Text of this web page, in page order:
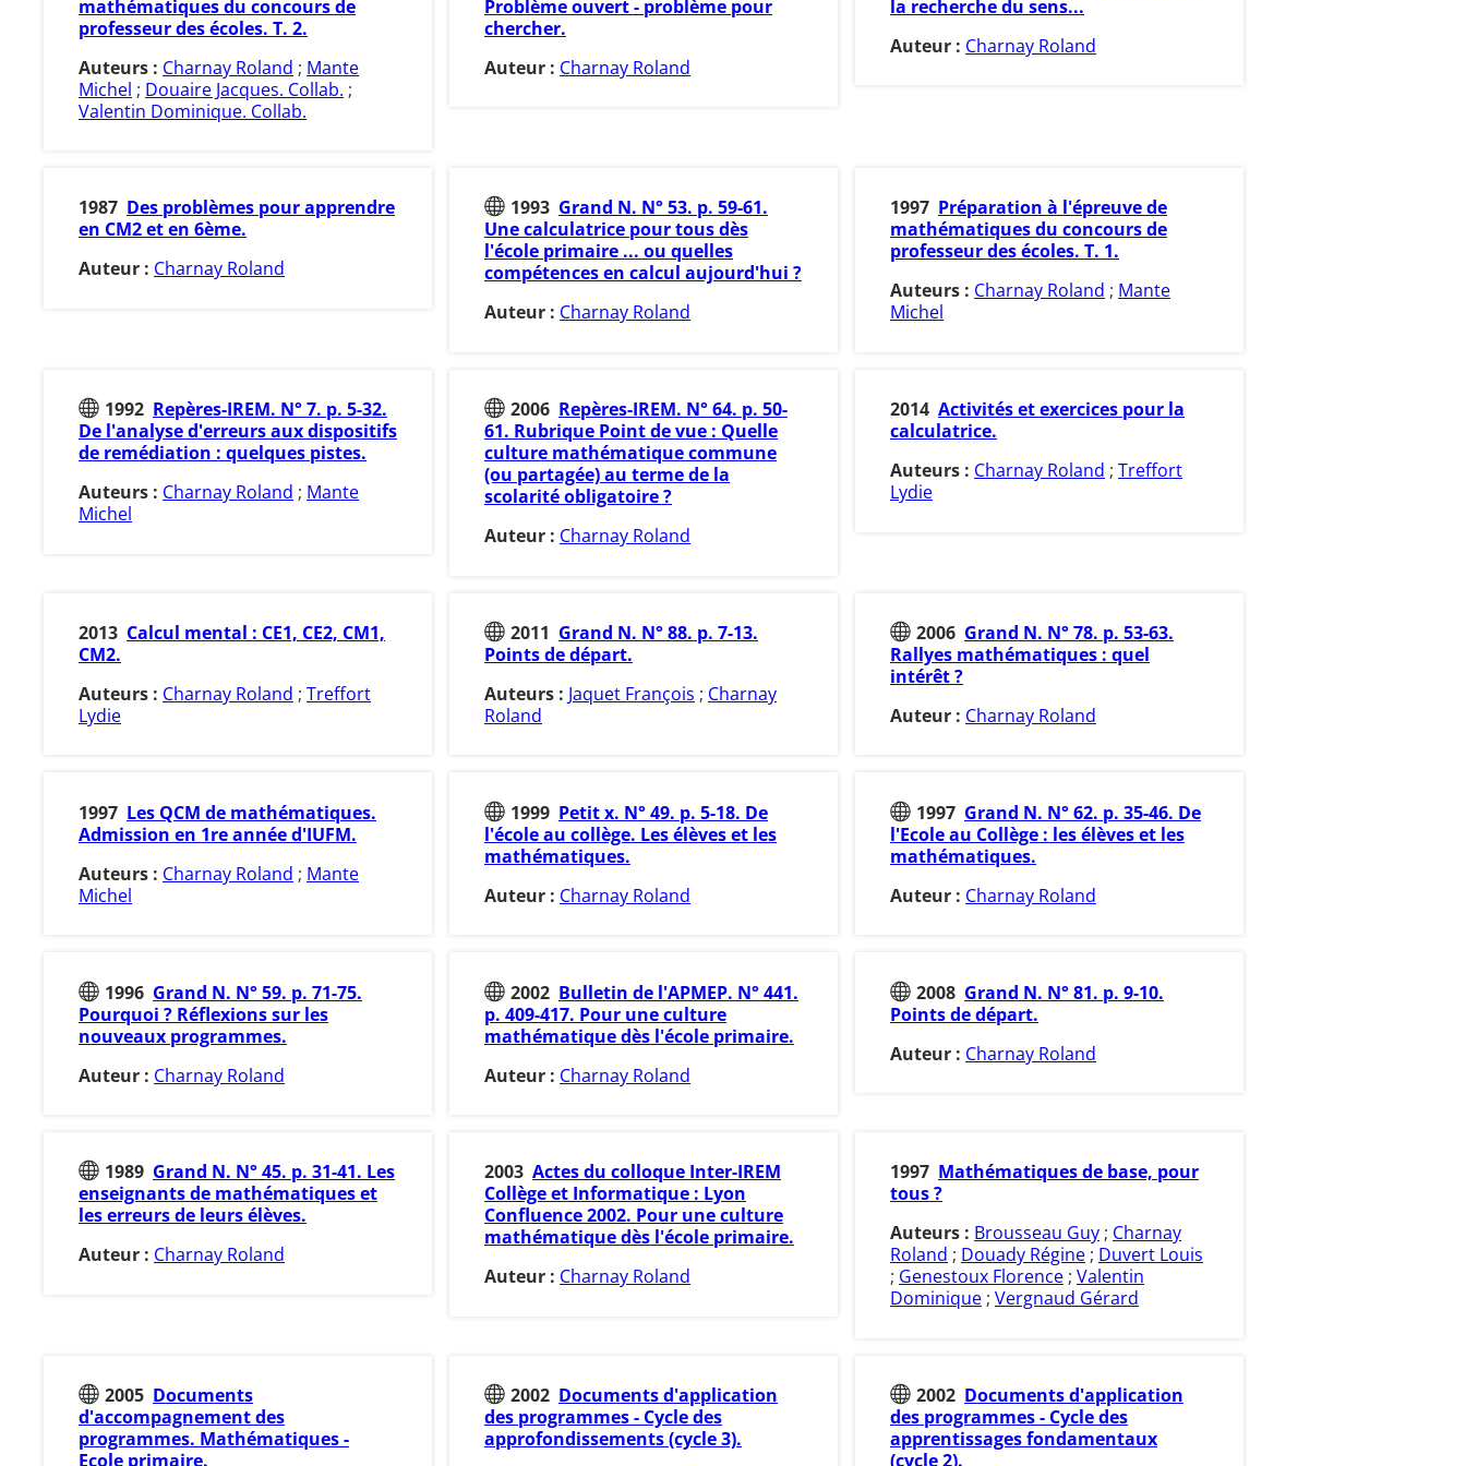
mathématiques du concours de
professeur des écoles. T. 2.
Auteurs : Charnay Roland ; Mante
Michel ; Douaire Jacques. Collab. ;
Valentin Dominique. Collab.
Problème ouvert - problème pour
chercher.
Auteur : Charnay Roland
la recherche du sens...
Auteur : Charnay Roland
1987 Des problèmes pour apprendre
en CM2 et en 6ème.
Auteur : Charnay Roland
1993 Grand N. N° 53. p. 59-61.
Une calculatrice pour tous dès
l'école primaire ... ou quelles
compétences en calcul aujourd'hui ?
Auteur : Charnay Roland
1997 Préparation à l'épreuve de
mathématiques du concours de
professeur des écoles. T. 1.
Auteurs : Charnay Roland ; Mante
Michel
1992 Repères-IREM. N° 7. p. 5-32.
De l'analyse d'erreurs aux dispositifs
de remédiation : quelques pistes.
Auteurs : Charnay Roland ; Mante
Michel
2006 Repères-IREM. N° 64. p. 50-
61. Rubrique Point de vue : Quelle
culture mathématique commune
(ou partagée) au terme de la
scolarité obligatoire ?
Auteur : Charnay Roland
2014 Activités et exercices pour la
calculatrice.
Auteurs : Charnay Roland ; Treffort
Lydie
2013 Calcul mental : CE1, CE2, CM1,
CM2.
Auteurs : Charnay Roland ; Treffort
Lydie
2011 Grand N. N° 88. p. 7-13.
Points de départ.
Auteurs : Jaquet François ; Charnay
Roland
2006 Grand N. N° 78. p. 53-63.
Rallyes mathématiques : quel
intérêt ?
Auteur : Charnay Roland
1997 Les QCM de mathématiques.
Admission en 1re année d'IUFM.
Auteurs : Charnay Roland ; Mante
Michel
1999 Petit x. N° 49. p. 5-18. De
l'école au collège. Les élèves et les
mathématiques.
Auteur : Charnay Roland
1997 Grand N. N° 62. p. 35-46. De
l'Ecole au Collège : les élèves et les
mathématiques.
Auteur : Charnay Roland
1996 Grand N. N° 59. p. 71-75.
Pourquoi ? Réflexions sur les
nouveaux programmes.
Auteur : Charnay Roland
2002 Bulletin de l'APMEP. N° 441.
p. 409-417. Pour une culture
mathématique dès l'école primaire.
Auteur : Charnay Roland
2008 Grand N. N° 81. p. 9-10.
Points de départ.
Auteur : Charnay Roland
1989 Grand N. N° 45. p. 31-41. Les
enseignants de mathématiques et
les erreurs de leurs élèves.
Auteur : Charnay Roland
2003 Actes du colloque Inter-IREM
Collège et Informatique : Lyon
Confluence 2002. Pour une culture
mathématique dès l'école primaire.
Auteur : Charnay Roland
1997 Mathématiques de base, pour
tous ?
Auteurs : Brousseau Guy ; Charnay
Roland ; Douady Régine ; Duvert Louis
; Genestoux Florence ; Valentin
Dominique ; Vergnaud Gérard
2005 Documents
d'accompagnement des
programmes. Mathématiques -
Ecole primaire.
2002 Documents d'application
des programmes - Cycle des
approfondissements (cycle 3).
2002 Documents d'application
des programmes - Cycle des
apprentissages fondamentaux
(cycle 2).